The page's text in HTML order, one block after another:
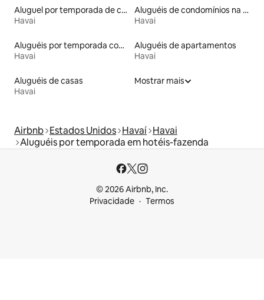
Aluguel por temporada de casas de hóspedes
Havai
Aluguéis de condomínios na praia
Havai
Aluguéis por temporada com caiaque
Havai
Aluguéis de apartamentos
Havai
Aluguéis de casas
Havai
Mostrar mais
Airbnb Estados Unidos Havaí Havai
Aluguéis por temporada em hotéis-fazenda
© 2026 Airbnb, Inc.
Privacidade
Termos